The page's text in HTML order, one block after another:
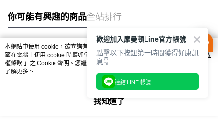
你可能有興趣的商品全站排行
熱門標籤
本網站中使用 cookie，欲查詢有關本網站使用 cookie 方式之詳情，及若您不希
望在電腦上使用 cookie 時應如何變更電腦的 cookie 設定，請參閱本網站「
隱私
權條款 」之 Cookie 聲明。您繼續使用本網站即表示您同意本公司得按本網站使
用條款之 Cookie 聲明使用 cookie。
了解更多 >
我知道了
歡迎加入摩曼頓Line官方帳號
點擊以下按鈕第一時間獲得好康訊
息👇
連結 LINE 帳號